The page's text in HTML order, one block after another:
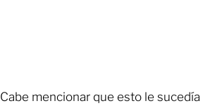
Cabe mencionar que esto le